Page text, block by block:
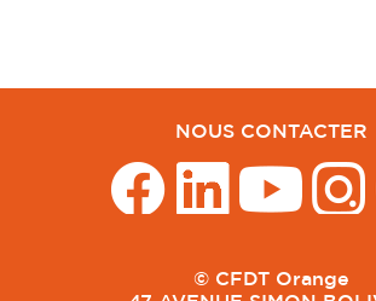
NOUS CONTACTER
© CFDT Orange